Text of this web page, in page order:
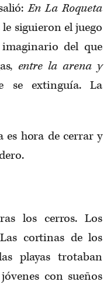
En La Roqueta
le siguieron el juego
del que
entre la arena y
se extinguía. La
es hora de cerrar y
los cerros. Los
cortinas de los
playas trotaban
con sueños